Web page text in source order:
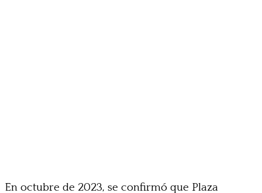
En octubre de 2023, se confirmó que Plaza